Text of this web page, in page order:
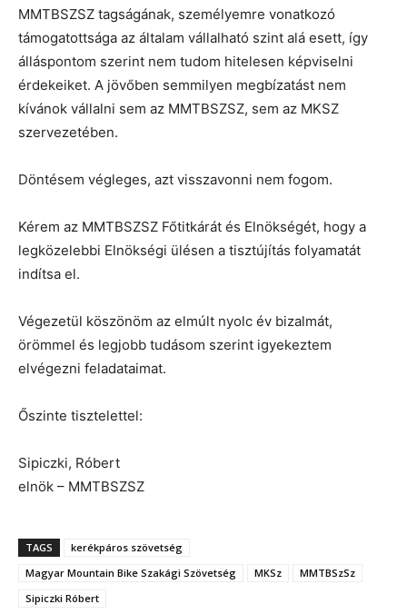
MMTBSZSZ tagságának, személyemre vonatkozó
támogatottsága az általam vállalható szint alá esett, így
álláspontom szerint nem tudom hitelesen képviselni
érdekeiket. A jövőben semmilyen megbízatást nem
kívánok vállalni sem az MMTBSZSZ, sem az MKSZ
szervezetében.
Döntésem végleges, azt visszavonni nem fogom.
Kérem az MMTBSZSZ Főtitkárát és Elnökségét, hogy a
legközelebbi Elnökségi ülésen a tisztújítás folyamatát
indítsa el.
Végezetül köszönöm az elmúlt nyolc év bizalmát,
örömmel és legjobb tudásom szerint igyekeztem
elvégezni feladataimat.
Őszinte tisztelettel:
Sipiczki, Róbert
elnök – MMTBSZSZ
TAGS
kerékpáros szövetség
Magyar Mountain Bike Szakági Szövetség
MKSz
MMTBSzSz
Sipiczki Róbert